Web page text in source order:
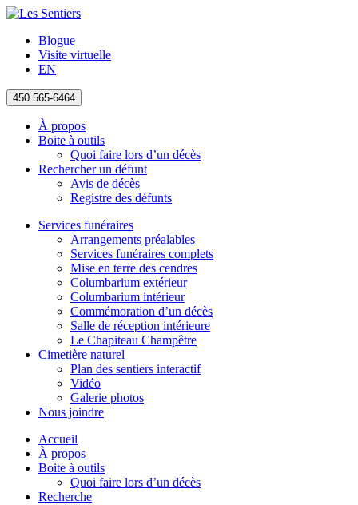
Blogue
Visite virtuelle
EN
450 565-6464
À propos
Boite à outils
Quoi faire lors d’un décès
Rechercher un défunt
Avis de décès
Registre des défunts
Services funéraires
Arrangements préalables
Services funéraires complets
Mise en terre des cendres
Columbarium extérieur
Columbarium intérieur
Commémoration d’un décès
Salle de réception intérieure
Le Chapiteau Champêtre
Cimetière naturel
Plan des sentiers interactif
Vidéo
Galerie photos
Nous joindre
Accueil
À propos
Boite à outils
Quoi faire lors d’un décès
Recherche